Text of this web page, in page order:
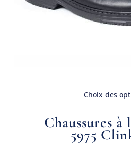
Choix des
Chaussures à
5975